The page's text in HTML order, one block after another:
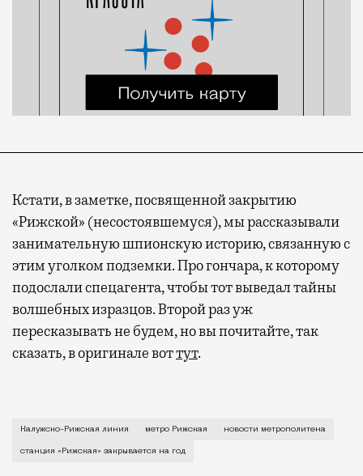
Кстати, в заметке, посвященной закрытию
«Рижской» (несостоявшемуся), мы рассказывали
занимательную шпионскую историю, связанную с
этим уголком подземки. Про гончара, к которому
подослали спецагента, чтобы тот выведал тайны
волшебных изразцов. Второй раз уж
пересказывать не будем, но вы почитайте, так
сказать, в оригинале воттут.
Вот вам еще одно подтверждение — всегда по сто
Калужско-Рижская линия метро Рижская новости метрополитена
станция «Рижская» закрывается на год